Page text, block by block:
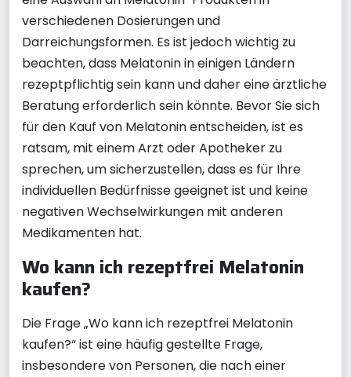
verschiedenen Dosierungen und
Darreichungsformen. Es ist jedoch wichtig zu
beachten, dass Melatonin in einigen Ländern
rezeptpflichtig sein kann und daher eine ärztliche
Beratung erforderlich sein könnte. Bevor Sie sich
für den Kauf von Melatonin entscheiden, ist es
ratsam, mit einem Arzt oder Apotheker zu
sprechen, um sicherzustellen, dass es für Ihre
individuellen Bedürfnisse geeignet ist und keine
negativen Wechselwirkungen mit anderen
Medikamenten hat.
Wo kann ich rezeptfrei Melatonin
kaufen?
Die Frage „Wo kann ich rezeptfrei Melatonin
kaufen?“ ist eine häufig gestellte Frage,
insbesondere von Personen, die nach einer